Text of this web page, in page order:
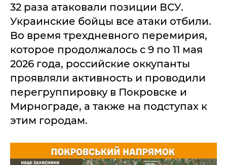
32 раза атаковали позиции ВСУ.
Украинские бойцы все атаки отбили.
Во время трехдневного перемирия,
которое продолжалось с 9 по 11 мая
2026 года, российские оккупанты
проявляли активность и проводили
перегруппировку в Покровске и
Мирнограде, а также на подступах к
этим городам.